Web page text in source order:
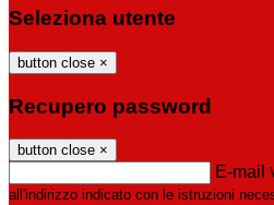
Seleziona utente
button close ×
Recupero password
button close ×
E-mail
all'indirizzo indicato con le istruzioni